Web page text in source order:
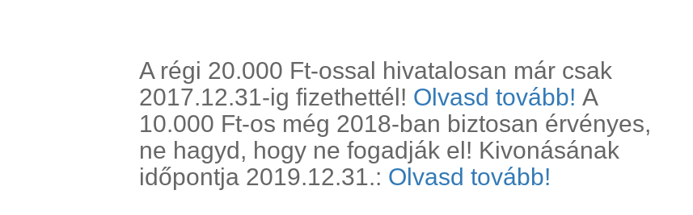
A régi 20.000 Ft-ossal hivatalosan már csak
2017.12.31-ig fizethettél! Olvasd tovább! A
10.000 Ft-os még 2018-ban biztosan érvényes,
ne hagyd, hogy ne fogadják el! Kivonásának
időpontja 2019.12.31.: Olvasd tovább!